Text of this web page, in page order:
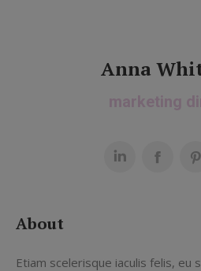
Anna
marketing
About
Etiam scelerisque iaculis felis, eu